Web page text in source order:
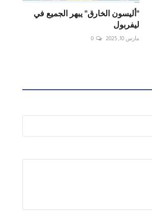
"أليسون الخارق" يبهر الجميع في
ليفربول
مارس 10, 2025 0